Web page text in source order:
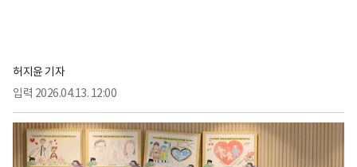
허지윤 기자
입력 2026.04.13. 12:00